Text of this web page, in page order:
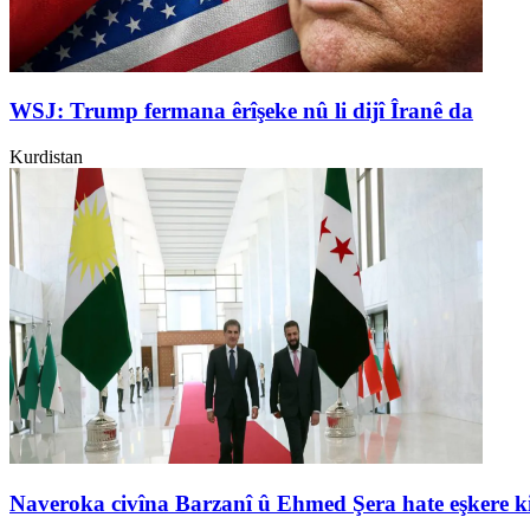
WSJ: Trump fermana êrîşeke nû li dijî Îranê da
Kurdistan
Naveroka civîna Barzanî û Ehmed Şera hate eşkere